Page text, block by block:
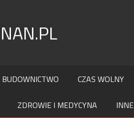
BUDOWNICTWO CZAS WOLNY
ZDROWIE I MEDYCYNA INNE